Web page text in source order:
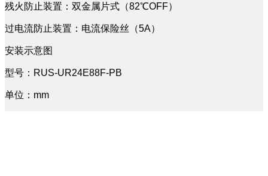
残火防止装置：双金属片式（82℃OFF）
过电流防止装置：电流保险丝（5A）
安装示意图
型号：RUS-UR24E88F-PB
单位：mm